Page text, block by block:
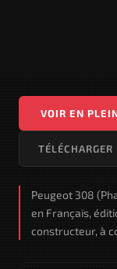
VOIR EN
TÉLÉCHARGER
Peugeot 308
en Français,
constructeur, à